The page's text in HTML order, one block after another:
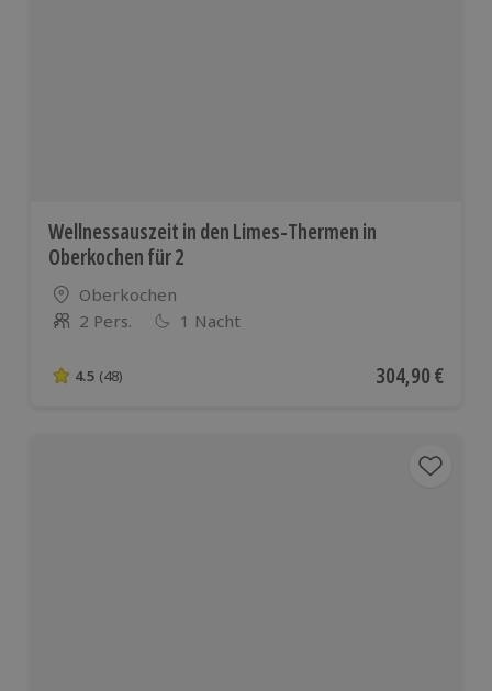
Wellnessauszeit in den Limes-Thermen in
Oberkochen für 2
Standort
Oberkochen
Anzahl der Teilnehmer
2 Pers. 1 Nacht
4.5 von 5 Sternen basierend auf 48 Bewertungen
4.5 (48) Aktueller Preis
304,90 €